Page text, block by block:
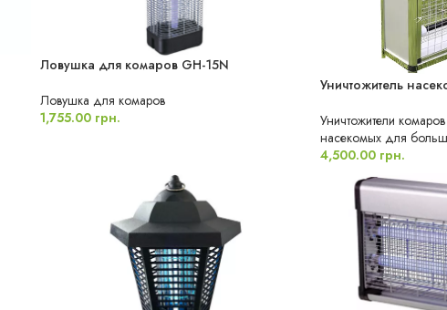
Ловушка для комаров GH-15N
Ловушка для комаров
1,755.00 грн.
Уничтожитель
Уничтожители
насекомых для
4,500.00 грн.